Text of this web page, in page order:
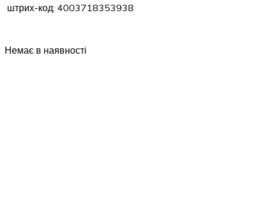
штрих-код: 4003718353938
Немає в наявності